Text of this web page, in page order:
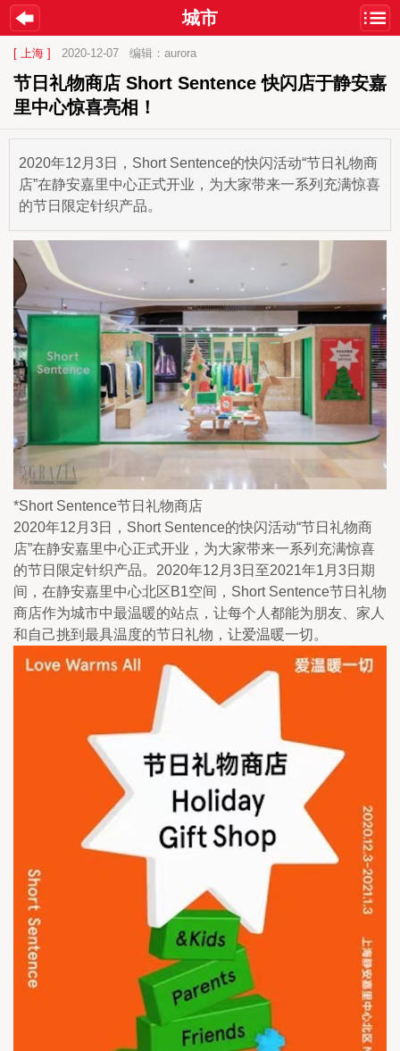
城市
[ 上海 ] 2020-12-07 编辑：aurora
节日礼物商店 Short Sentence 快闪店于静安嘉
里中心惊喜亮相！
2020年12月3日，Short Sentence的快闪活动“节日礼物商
店”在静安嘉里中心正式开业，为大家带来一系列充满惊喜
的节日限定针织产品。
*Short Sentence节日礼物商店
2020年12月3日，Short Sentence的快闪活动“节日礼物商
店”在静安嘉里中心正式开业，为大家带来一系列充满惊喜
的节日限定针织产品。2020年12月3日至2021年1月3日期
间，在静安嘉里中心北区B1空间，Short Sentence节日礼物
商店作为城市中最温暖的站点，让每个人都能为朋友、家人
和自己挑到最具温度的节日礼物，让爱温暖一切。